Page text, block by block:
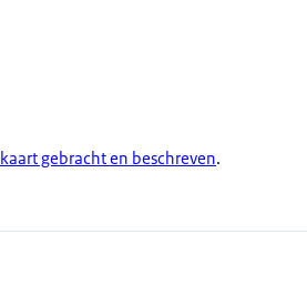
gebracht en beschreven.